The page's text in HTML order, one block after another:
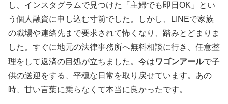
し、インスタグラムで見つけた「主婦でも即日OK」とい
う個人融資に申し込む寸前でした。しかし、LINEで家族
の職場や連絡先まで要求されて怖くなり、踏みとどまりま
した。すぐに地元の法律事務所へ無料相談に行き、任意整
理をして返済の目処が立ちました。今はワゴンアールで子
供の送迎をする、平穏な日常を取り戻せています。あの
時、甘い言葉に乗らなくて本当に良かったです。